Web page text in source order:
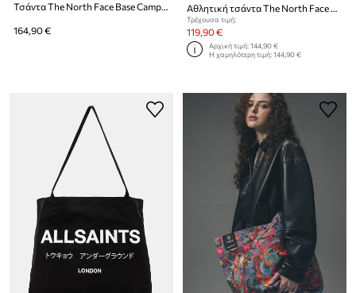
Τσάντα The North Face Base Camp Duffel Base Camp Duffel - L
164,90 €
Αθλητική τσάντα The North Face Base Camp Duffel 50L Base Camp Duffel - S
Τρέχουσα τιμή:
119,90 €
Αρχική τιμή:144,90 €
Η χαμηλότερη τιμή:144,90 €